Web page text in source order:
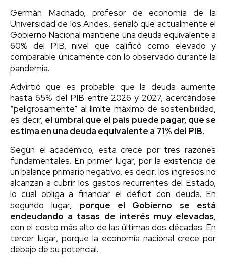
Germán Machado, profesor de economía de la
Universidad de los Andes, señaló que actualmente el
Gobierno Nacional mantiene una deuda equivalente a
60% del PIB, nivel que calificó como elevado y
comparable únicamente con lo observado durante la
pandemia.
Advirtió que es probable que la deuda aumente
hasta 65% del PIB entre 2026 y 2027, acercándose
“peligrosamente” al límite máximo de sostenibilidad,
es decir, el umbral que el país puede pagar, que se
estima en una deuda equivalente a 71% del PIB.
Según el académico, esta crece por tres razones
fundamentales. En primer lugar, por la existencia de
un balance primario negativo, es decir, los ingresos no
alcanzan a cubrir los gastos recurrentes del Estado,
lo cual obliga a financiar el déficit con deuda. En
segundo lugar, porque el Gobierno se está
endeudando a tasas de interés muy elevadas,
con el costo más alto de las últimas dos décadas. En
tercer lugar, porque la economía nacional crece por
debajo de su potencial.